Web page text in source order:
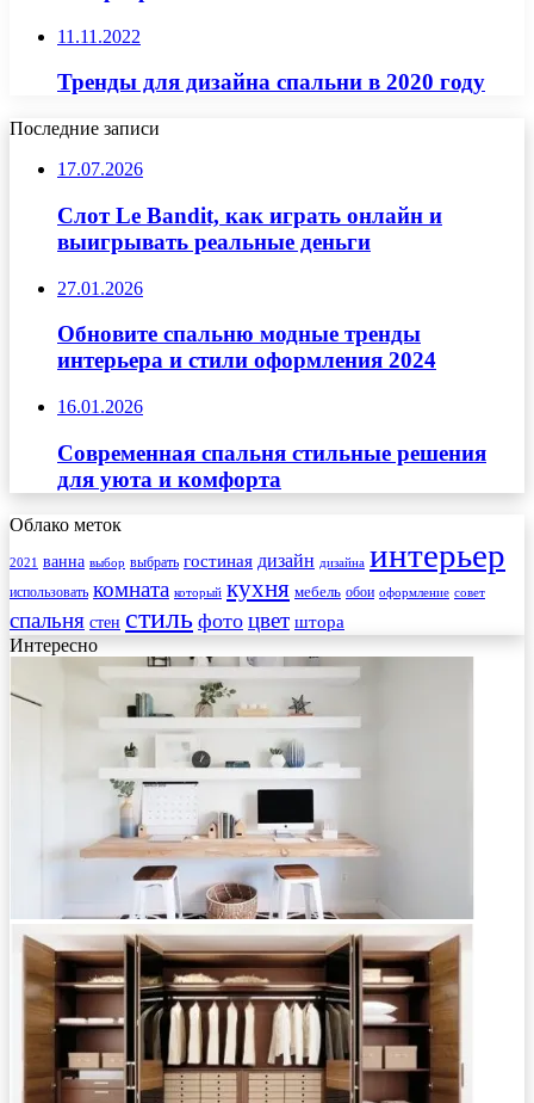
11.11.2022
Тренды для дизайна спальни в 2020 году
Последние записи
17.07.2026
Слот Le Bandit, как играть онлайн и
выигрывать реальные деньги
27.01.2026
Обновите спальню модные тренды
интерьера и стили оформления 2024
16.01.2026
Современная спальня стильные решения
для уюта и комфорта
Облако меток
2021 ванна выбор выбрать гостиная дизайн дизайна интерьер
использовать комната который кухня мебель обои оформление совет
спальня стен стиль фото цвет штора
Интересно